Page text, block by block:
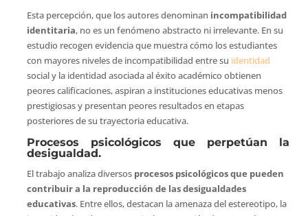
Esta percepción, que los autores denominan incompatibilidad
identitaria, no es un fenómeno abstracto ni irrelevante. En su
estudio recogen evidencia que muestra cómo los estudiantes
con mayores niveles de incompatibilidad entre su identidad
social y la identidad asociada al éxito académico obtienen
peores calificaciones, aspiran a instituciones educativas menos
prestigiosas y presentan peores resultados en etapas
posteriores de su trayectoria educativa.
Procesos psicológicos que perpetúan la
desigualdad.
El trabajo analiza diversos procesos psicológicos que pueden
contribuir a la reproducción de las desigualdades
educativas. Entre ellos, destacan la amenaza del estereotipo, la